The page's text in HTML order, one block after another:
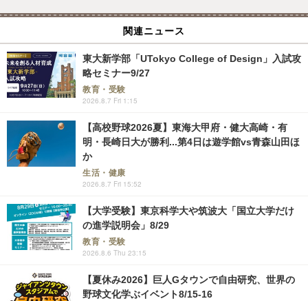
関連ニュース
東大新学部「UTokyo College of Design」入試攻
略セミナー9/27
教育・受験
2026.8.7 Fri 1:15
【高校野球2026夏】東海大甲府・健大高崎・有
明・長崎日大が勝利...第4日は遊学館vs青森山田ほ
か
生活・健康
2026.8.7 Fri 15:52
【大学受験】東京科学大や筑波大「国立大学だけ
の進学説明会」8/29
教育・受験
2026.8.6 Thu 23:15
【夏休み2026】巨人Gタウンで自由研究、世界の
野球文化学ぶイベント8/15-16